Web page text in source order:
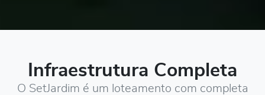
Infraestrutura Completa
O SetJardim é um loteamento com completa